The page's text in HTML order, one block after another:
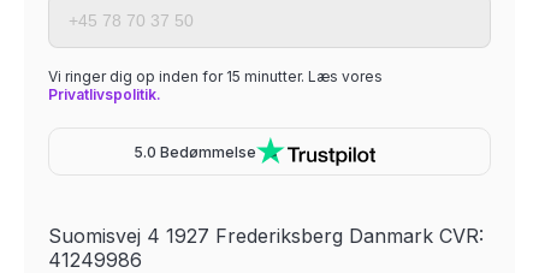
Vi ringer dig op inden for 15 minutter. Læs vores
Privatlivspolitik.
5.0 Bedømmelse
Suomisvej 4 1927 Frederiksberg Danmark CVR:
41249986